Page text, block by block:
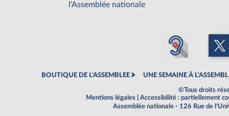
l'Assemblée nationale
BOUTIQUE DE L'ASSEMBLEE UNE SEMAINE À
©Tous droits
Mentions légales
Accessibilité : partiellement
Assemblée nationale - 126 Rue de